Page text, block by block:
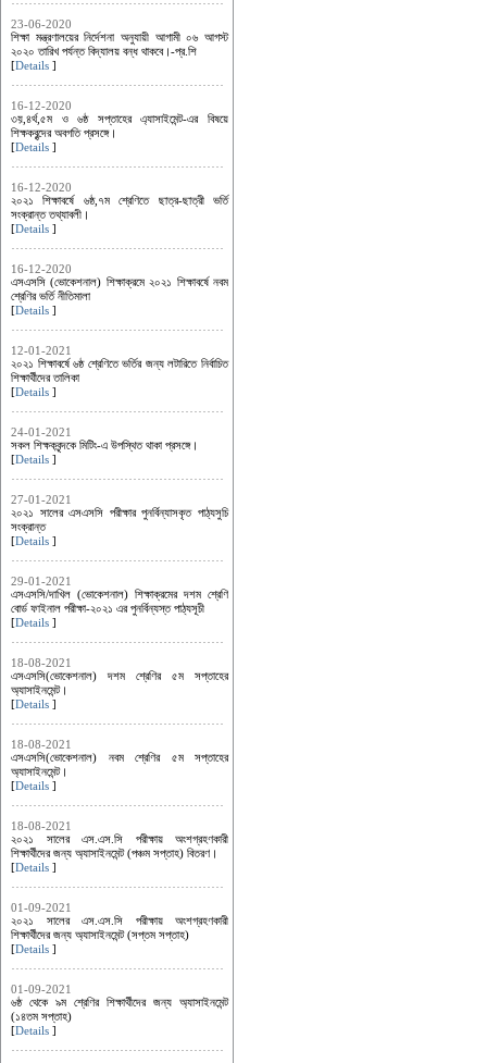
23-06-2020
শিক্ষা মন্ত্রণালয়ের নির্দেশনা অনুযায়ী আগামী ০৬ আগস্ট
২০২০ তারিখ পর্যন্ত বিদ্যালয় বন্ধ থাকবে।-প্র.শি
[Details ]
16-12-2020
৩য়,৪র্থ,৫ম ও ৬ষ্ঠ সপ্তাহের এ্যাসাইমেন্ট-এর বিষয়ে
শিক্ষকবৃন্দের অবগতি প্রসঙ্গে।
[Details ]
16-12-2020
২০২১ শিক্ষাবর্ষে ৬ষ্ঠ,৭ম শ্রেণিতে ছাত্র-ছাত্রী ভর্তি
সংক্রান্ত তথ্যাবলী।
[Details ]
16-12-2020
এসএসসি (ভোকেশনাল) শিক্ষাক্রমে ২০২১ শিক্ষাবর্ষে নবম
শ্রেণির ভর্তি নীতিমালা
[Details ]
12-01-2021
২০২১ শিক্ষাবর্ষে ৬ষ্ঠ শ্রেণিতে ভর্তির জন্য লটারিতে নির্বাচিত
শিক্ষার্থীদের তালিকা
[Details ]
24-01-2021
সকল শিক্ষকবৃন্দকে মিটিং-এ উপস্থিত থাকা প্রসঙ্গে।
[Details ]
27-01-2021
২০২১ সালের এসএসসি পরীক্ষার পুনর্বিন্যাসকৃত পাঠ্যসুচি
সংক্রান্ত
[Details ]
29-01-2021
এসএসসি/দাখিল (ভোকেশনাল) শিক্ষাক্রমের দশম শ্রেণি
বোর্ড ফাইনাল পরীক্ষা-২০২১ এর পুনর্বিন্যস্ত পাঠ্যসূচী
[Details ]
18-08-2021
এসএসসি(ভোকেশনাল) দশম শ্রেণির ৫ম সপ্তাহের
অ্যাসাইনমেন্ট।
[Details ]
18-08-2021
এসএসসি(ভোকেশনাল) নবম শ্রেণির ৫ম সপ্তাহের
অ্যাসাইনমেন্ট।
[Details ]
18-08-2021
২০২১ সালের এস.এস.সি পরীক্ষায় অংশগ্রহণকারী
শিক্ষার্থীদের জন্য অ্যাসাইনমেন্ট (পঞ্চম সপ্তাহ) বিতরণ।
[Details ]
01-09-2021
২০২১ সালের এস.এস.সি পরীক্ষায় অংশগ্রহণকারী
শিক্ষার্থীদের জন্য অ্যাসাইনমেন্ট (সপ্তম সপ্তাহ)
[Details ]
01-09-2021
৬ষ্ঠ থেকে ৯ম শ্রেণির শিক্ষার্থীদের জন্য অ্যাসাইনমেন্ট
(১৪তম সপ্তাহ)
[Details ]